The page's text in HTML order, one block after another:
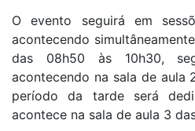
O evento seguirá em
acontecendo
das 08h50 às 10h30,
acontecendo na sala de aula
período da tarde será
acontece na sala de aula 3